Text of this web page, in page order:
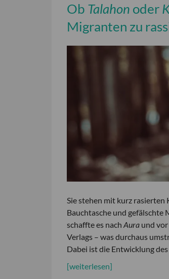
Ob Talahon oder
Migranten zu
Sie stehen mit kurz
Bauchtasche und gefälschte
schaffte es nach Aura und vor
Verlags – was durchaus
Dabei ist die Entwicklung
[weiterlesen]